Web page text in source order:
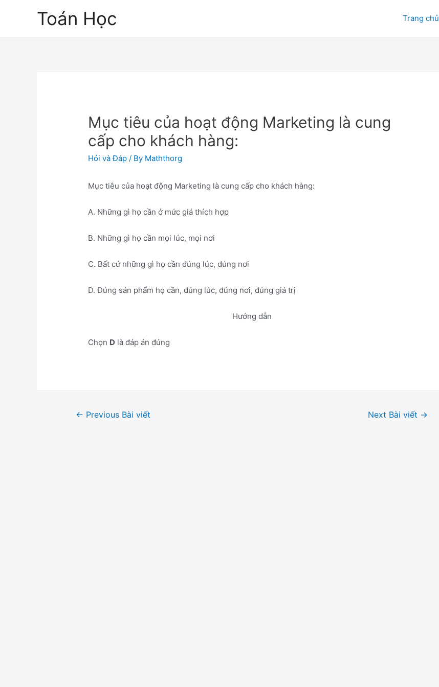
Toán Học Trang chủ
Mục tiêu của hoạt động Marketing là cung
cấp cho khách hàng:
Hỏi và Đáp / By Maththorg
Mục tiêu của hoạt động Marketing là cung cấp cho khách hàng:
A. Những gì họ cần ở mức giá thích hợp
B. Những gì họ cần mọi lúc, mọi nơi
C. Bất cứ những gì họ cần đúng lúc, đúng nơi
D. Đúng sản phẩm họ cần, đúng lúc, đúng nơi, đúng giá trị
Hướng dẫn
Chọn D là đáp án đúng
Điều← Previous Bài viết Next Bài viết →